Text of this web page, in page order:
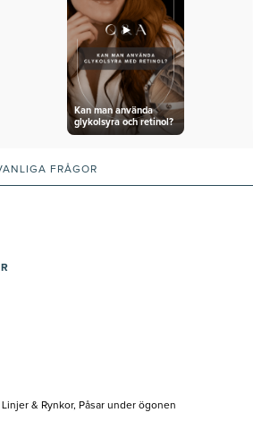
Kan man använda
glykolsyra och retinol?
FRÅGOR
& Rynkor, Påsar under ögonen